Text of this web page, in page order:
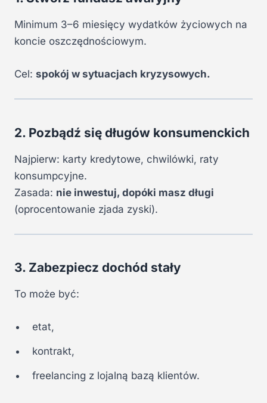
Minimum 3–6 miesięcy wydatków życiowych na
koncie oszczędnościowym.
Cel: spokój w sytuacjach kryzysowych.
2. Pozbądź się długów konsumenckich
Najpierw: karty kredytowe, chwilówki, raty
konsumpcyjne.
Zasada: nie inwestuj, dopóki masz długi
(oprocentowanie zjada zyski).
3. Zabezpiecz dochód stały
To może być:
etat,
kontrakt,
freelancing z lojalną bazą klientów.